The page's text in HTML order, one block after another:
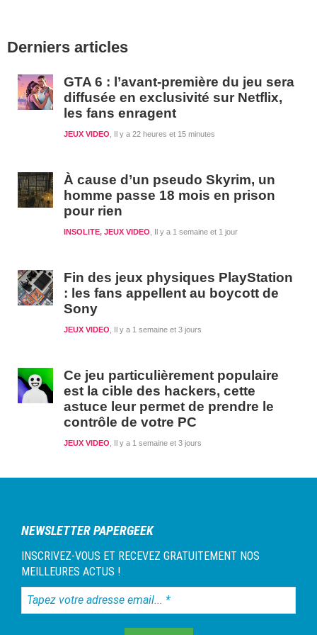
latérale
Derniers articles
GTA 6 : l’avant-première du jeu sera
diffusée en exclusivité sur Netflix,
les fans enragent
Il y a 22 heures et 15 minutes
JEUX VIDEO
À cause d’un pseudo Skyrim, un
homme passe 18 mois en prison
pour rien
Il y a 1 semaine et 1 jour
INSOLITE, JEUX VIDEO
Fin des jeux physiques PlayStation
: les fans appellent au boycott de
Sony
Il y a 1 semaine et 3 jours
JEUX VIDEO
Ce jeu particulièrement populaire
est la cible des hackers, cette
astuce leur permet de prendre le
contrôle de votre PC
Il y a 1 semaine et 3 jours
JEUX VIDEO
NEWSLETTER PAPERGEEK
INSCRIVEZ-VOUS ET RECEVEZ GRATUITEMENT NOS
MEILLEURES ACTUS !
Tapez
votre